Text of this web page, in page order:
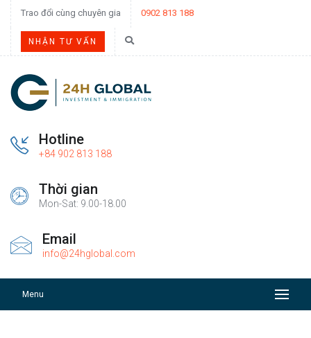
Trao đổi cùng chuyên gia 0902 813 188
NHẬN TƯ VẤN
Hotline
+84 902 813 188
Thời gian
Mon-Sat: 9.00-18.00
Email
info@24hglobal.com
Menu